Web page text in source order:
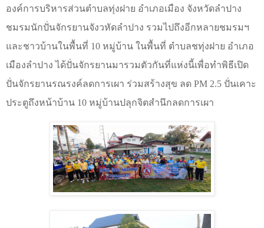
องค์การบริหารส่วนตำบลทุ่งฝาย อำเภอเมือง จังหวัดลำปาง
ชมรมนักปั่นจักรยานจังวหัดลำปาง รวมไปถึงอีกหลายชมรมฯ
และชาวบ้านในพื้นที่ 10 หมู่บ้าน ในพื้นที่ ตำบลชทุ่งฝาย อำเภอ
เมืองลำปาง ได้ปั่นจักรยานมารวมตัวกันที่แห่งนี้เพื่อทำพิธีเปิด
ปั่นจักรยานรณรงค์ลดการเผา ร่วมสร้างสุข ลด PM 2.5 ปั่นเคาะ
ประตูถึงหน้าบ้าน 10 หมู่บ้านปลุกจิตสำนึกลดการเผา